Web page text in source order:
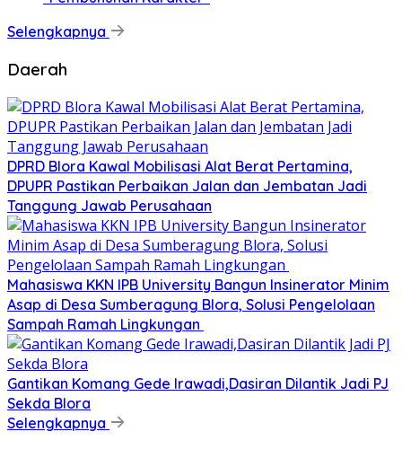
Selengkapnya
Daerah
DPRD Blora Kawal Mobilisasi Alat Berat Pertamina,
DPUPR Pastikan Perbaikan Jalan dan Jembatan Jadi
Tanggung Jawab Perusahaan
Mahasiswa KKN IPB University Bangun Insinerator Minim
Asap di Desa Sumberagung Blora, Solusi Pengelolaan
Sampah Ramah Lingkungan ‎
Gantikan Komang Gede Irawadi,Dasiran Dilantik Jadi PJ
Sekda Blora
Selengkapnya